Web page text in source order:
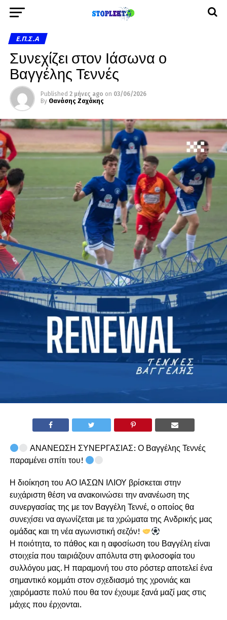
Ε.Π.Σ.Α
Συνεχίζει στον Ιάσωνα ο
Βαγγέλης Τεννές
Published 2 μήνες ago on 03/06/2026
By Θανάσης Ζαχάκης
ΑΝΑΝΕΩΣΗ ΣΥΝΕΡΓΑΣΙΑΣ: Ο Βαγγέλης Τεννές
παραμένει σπίτι του!
Η διοίκηση του ΑΟ ΙΑΣΩΝ ΙΛΙΟΥ βρίσκεται στην
ευχάριστη θέση να ανακοινώσει την ανανέωση της
συνεργασίας της με τον Βαγγέλη Τεννέ, ο οποίος θα
συνεχίσει να αγωνίζεται με τα χρώματα της Ανδρικής μας
ομάδας και τη νέα αγωνιστική σεζόν!
Η ποιότητα, το πάθος και η αφοσίωση του Βαγγέλη είναι
στοιχεία που ταιριάζουν απόλυτα στη φιλοσοφία του
συλλόγου μας. Η παραμονή του στο ρόστερ αποτελεί ένα
σημαντικό κομμάτι στον σχεδιασμό της χρονιάς και
χαιρόμαστε πολύ που θα τον έχουμε ξανά μαζί μας στις
μάχες που έρχονται.